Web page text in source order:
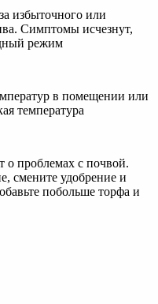
избыточного или
Симптомы исчезнут,
режим
в помещении или
температура
о проблемах с почвой.
смените удобрение и
побольше торфа и